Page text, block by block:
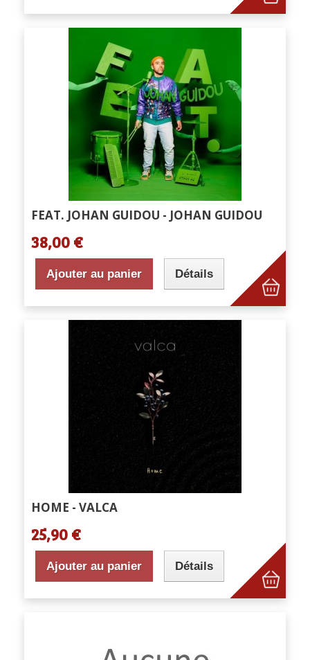
FEAT. JOHAN GUIDOU - JOHAN GUIDOU
38,00 €
Ajouter au panier Détails
HOME - VALCA
25,90 €
Ajouter au panier Détails